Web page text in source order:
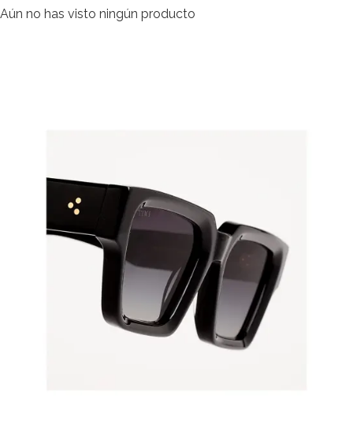
Aún no has visto ningún producto